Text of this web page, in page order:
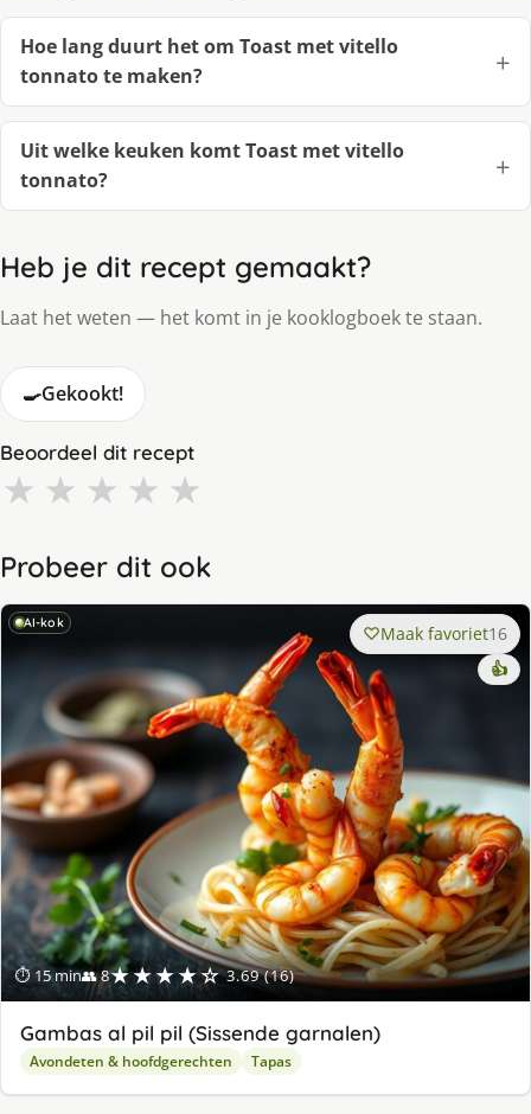
Hoe lang duurt het om Toast met vitello
tonnato te maken?
Uit welke keuken komt Toast met vitello
tonnato?
Heb je dit recept gemaakt?
Laat het weten — het komt in je kooklogboek te staan.
🍳Gekookt!
Beoordeel dit recept
★ ★ ★ ★ ★
Probeer dit ook
AI-kok
⏱ 15 min👥 8★★★★☆ 3.69 (16)
Maak favoriet16
👍
Gambas al pil pil (Sissende garnalen)
Avondeten & hoofdgerechten Tapas